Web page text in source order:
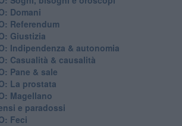
Domani
Referendum
Giustizia
​Indipendenza & autonomia
​Casualità & causalità
Pane & sale
La prostata
Magellano
e paradossi
Feci